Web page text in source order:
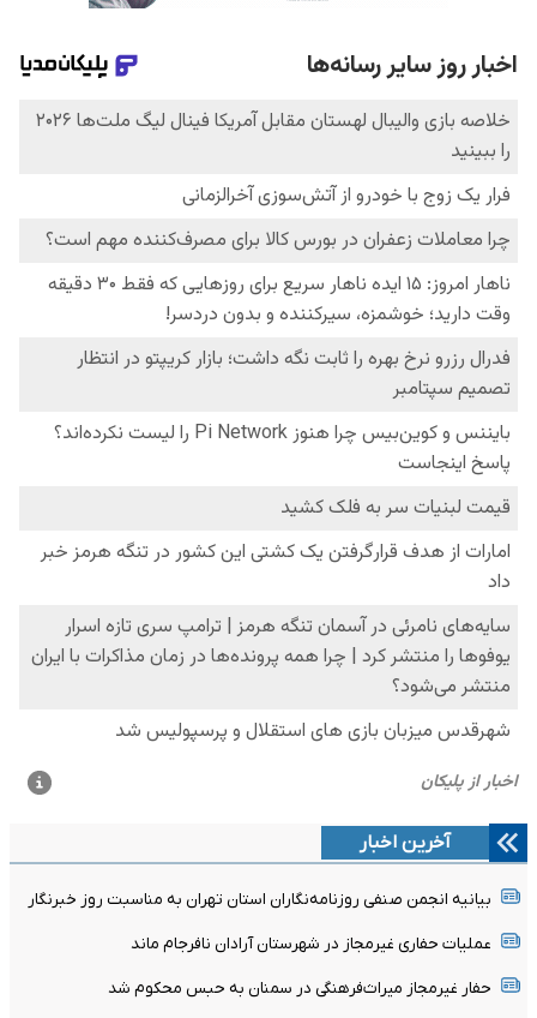
آخرین اخبار
بیانیه انجمن صنفی روزنامه‌نگاران استان تهران به مناسبت روز خبرنگار
عملیات حفاری غیرمجاز در شهرستان آرادان نافرجام ماند
حفار غیرمجاز میراث‌فرهنگی در سمنان به حبس محکوم شد